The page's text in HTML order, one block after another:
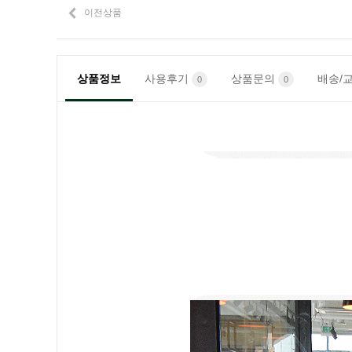
이전상품
상품정보 사용후기 0 상품문의 0 배송/